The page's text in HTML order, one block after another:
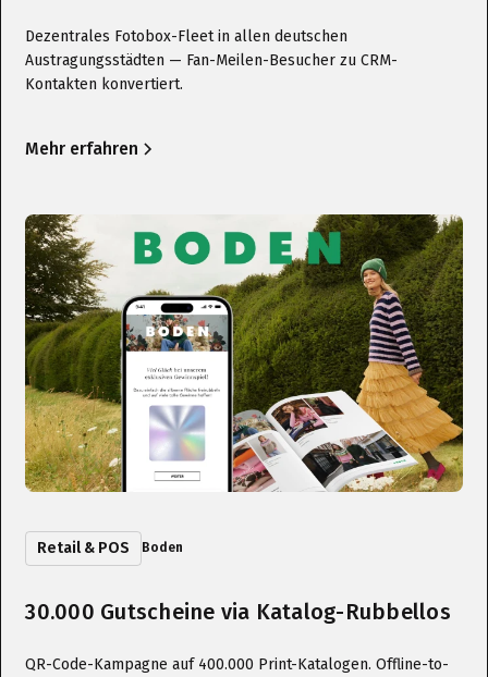
Dezentrales Fotobox-Fleet in allen deutschen
Austragungsstädten — Fan-Meilen-Besucher zu CRM-
Kontakten konvertiert.
Mehr erfahren
Retail & POS Boden
30.000 Gutscheine via Katalog-Rubbellos
QR-Code-Kampagne auf 400.000 Print-Katalogen. Offline-to-